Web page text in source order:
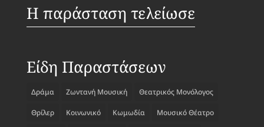
Η παράσταση τελείωσε
Είδη Παραστάσεων
Δράμα Ζωντανή Μουσική Θεατρικός Μονόλογος
Θρίλερ Κοινωνικό Κωμωδία Μουσικό Θέατρο